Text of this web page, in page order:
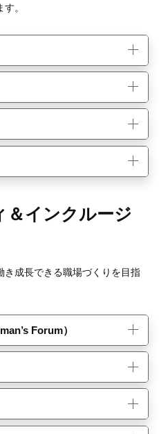
。
＆インクルージ
成長できる職場づくりを目指
Forum）